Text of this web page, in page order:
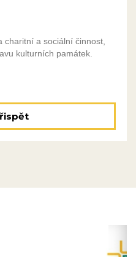
charitní a sociální činnost,
kulturních památek.